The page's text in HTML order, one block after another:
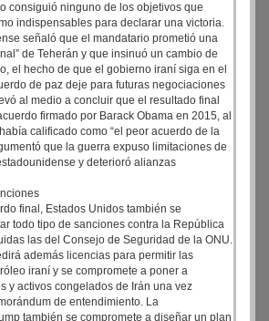
consiguió ninguno de los objetivos que
indispensables para declarar una victoria.
señaló que el mandatario prometió una
de Teherán y que insinuó un cambio de
el hecho de que el gobierno iraní siga en el
de paz deje para futuras negociaciones
al medio a concluir que el resultado final
firmado por Barack Obama en 2015, al
calificado como “el peor acuerdo de la
que la guerra expuso limitaciones de
y deterioró alianzas
final, Estados Unidos también se
todo tipo de sanciones contra la República
las del Consejo de Seguridad de la ONU.
además licencias para permitir las
iraní y se compromete a poner a
y activos congelados de Irán una vez
de entendimiento. La
también se compromete a diseñar un plan